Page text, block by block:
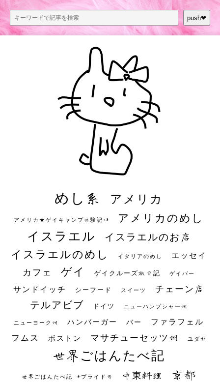
push❤︎
めし系 アメリカ
アメリカ★ゲイキャンプ体験記S3 アメリカのめし
イスラエル イスラエルのお店
イスラエルのめし イタリアのめし エッセイ
カフェ ゲイ ゲイクルーズ旅日記 ゲイバー
サンドイッチ シーフード スイーツ チェーン店
テルアビブ ドイツ ニューハンプシャー州
ニューヨーク州 ハンバーガー バー ファラフェル
フムス ボストン マサチューセッツ州 ユダヤ
世界ごはんたべ記
世界ごはんたべ記 #プライド号 中東料理 京都